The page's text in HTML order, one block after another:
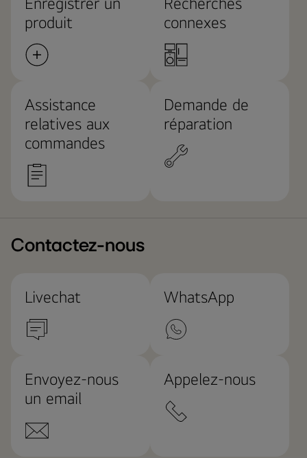
produit
connexes
Assistance
relatives aux
commandes
Demande de
réparation
Contactez-nous
Livechat WhatsApp
Envoyez-nous
un email
Appelez-nous